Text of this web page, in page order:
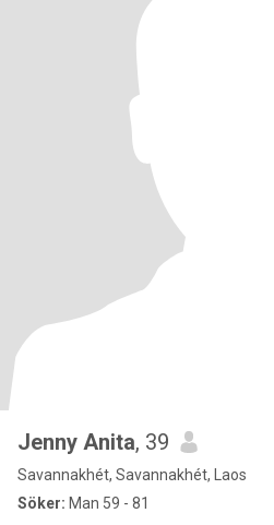
Jenny Anita, 39
Savannakhét, Savannakhét, Laos
Söker: Man 59 - 81